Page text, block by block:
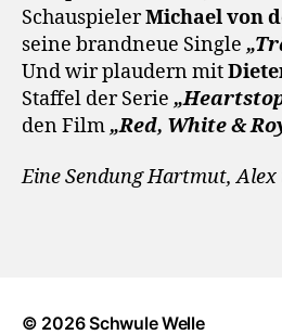
SchauspielerMichael von
seine brandneue Single
Und wir plaudern mit
Staffel der Serie
den Film „Red, White &
Eine Sendung Hartmut,
© 2026Schwule Welle